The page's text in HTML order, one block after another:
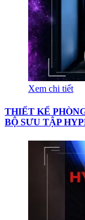
Xem chi tiết
THIẾT KẾ
BỘ SƯU TẬP